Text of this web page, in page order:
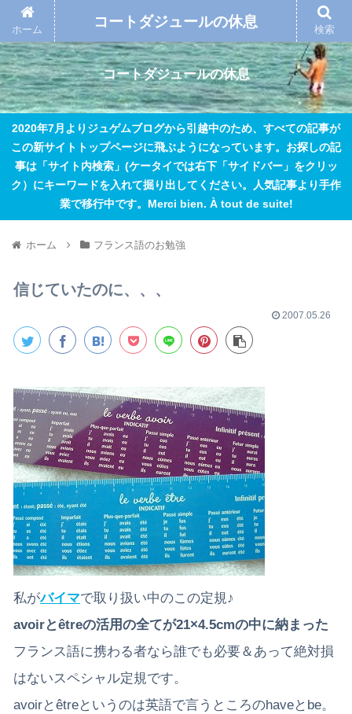
コートダジュールの休息
2020年7月よりジュゲムブログから引越中のため、すべての記事が
この新サイトトップページに飛ぶようになっています。お探しの記
事は「サイト内検索」(ケータイでは右下「サイドバー」をクリッ
ク）にキーワードを入れて掘り出してください。人気記事より手作
業で移行中です。Merci bien. À tout de suite!
ホーム フランス語のお勉強
信じていたのに、、、
2007.05.26
私がバイマで取り扱い中のこの定規♪
avoirとêtreの活用の全てが21×4.5cmの中に納まった
フランス語に携わる者なら誰でも必要＆あって絶対損
はないスペシャル定規です。
avoirとêtreというのは英語で言うところのhaveとbe。
ホーム コートダジュールの休息 検索